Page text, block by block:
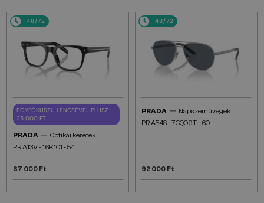
48/72
EGYFÓKUSZÚ LENCSÉVEL PLUSZ
25 000 FT
PRADA — Optikai keretek
PR A13V - 16K1O1 - 54
67 000 Ft
48/72
PRADA — Napszemüvegek
PR A54S - 7CQ09T - 60
92 000 Ft